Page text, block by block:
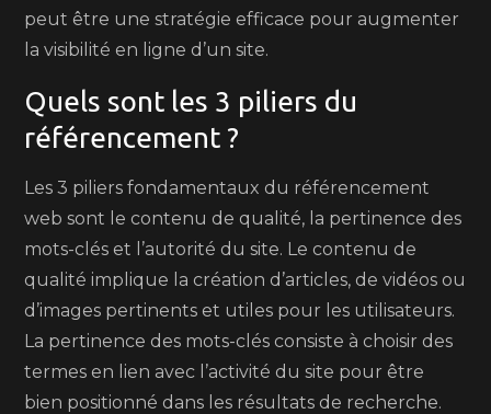
peut être une stratégie efficace pour augmenter
la visibilité en ligne d’un site.
Quels sont les 3 piliers du
référencement ?
Les 3 piliers fondamentaux du référencement
web sont le contenu de qualité, la pertinence des
mots-clés et l’autorité du site. Le contenu de
qualité implique la création d’articles, de vidéos ou
d’images pertinents et utiles pour les utilisateurs.
La pertinence des mots-clés consiste à choisir des
termes en lien avec l’activité du site pour être
bien positionné dans les résultats de recherche.